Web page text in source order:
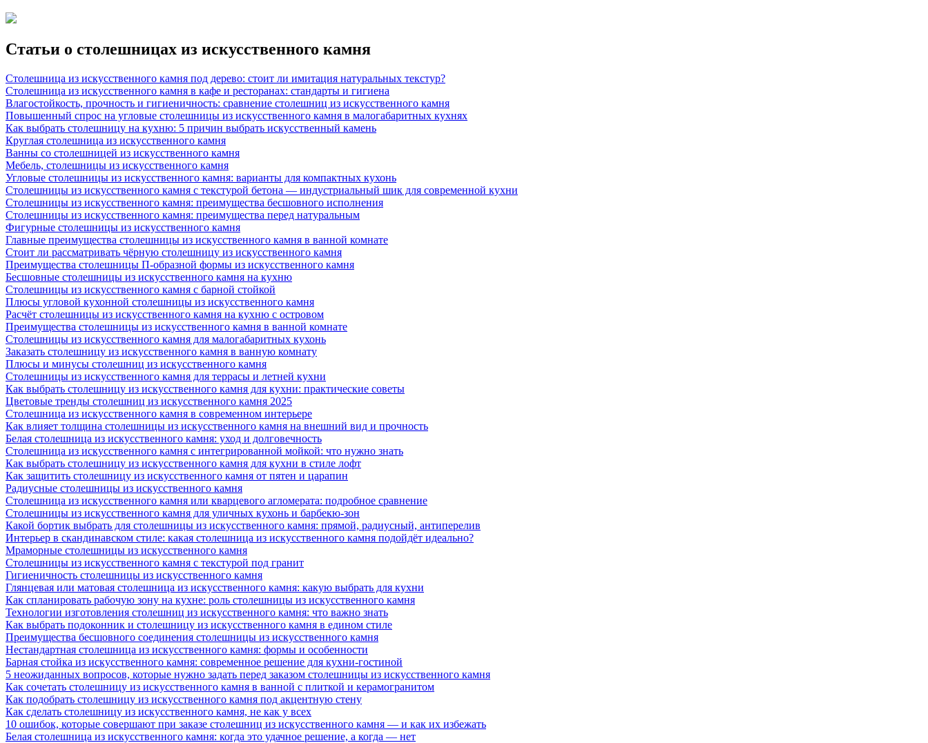
Статьи о столешницах из искусственного камня
Столешница из искусственного камня под дерево: стоит ли имитация натуральных текстур?
Столешница из искусственного камня в кафе и ресторанах: стандарты и гигиена
Влагостойкость, прочность и гигиеничность: сравнение столешниц из искусственного камня
Повышенный спрос на угловые столешницы из искусственного камня в малогабаритных кухнях
Как выбрать столешницу на кухню: 5 причин выбрать искусственный камень
Круглая столешница из искусственного камня
Ванны со столешницей из искусственного камня
Мебель, столешницы из искусственного камня
Угловые столешницы из искусственного камня: варианты для компактных кухонь
Столешницы из искусственного камня с текстурой бетона — индустриальный шик для современной кухни
Столешницы из искусственного камня: преимущества бесшовного исполнения
Столешницы из искусственного камня: преимущества перед натуральным
Фигурные столешницы из искусственного камня
Главные преимущества столешницы из искусственного камня в ванной комнате
Стоит ли рассматривать чёрную столешницу из искусственного камня
Преимущества столешницы П-образной формы из искусственного камня
Бесшовные столешницы из искусственного камня на кухню
Столешницы из искусственного камня с барной стойкой
Плюсы угловой кухонной столешницы из искусственного камня
Расчёт столешницы из искусственного камня на кухню с островом
Преимущества столешницы из искусственного камня в ванной комнате
Столешницы из искусственного камня для малогабаритных кухонь
Заказать столешницу из искусственного камня в ванную комнату
Плюсы и минусы столешниц из искусственного камня
Столешницы из искусственного камня для террасы и летней кухни
Как выбрать столешницу из искусственного камня для кухни: практические советы
Цветовые тренды столешниц из искусственного камня 2025
Столешница из искусственного камня в современном интерьере
Как влияет толщина столешницы из искусственного камня на внешний вид и прочность
Белая столешница из искусственного камня: уход и долговечность
Столешница из искусственного камня с интегрированной мойкой: что нужно знать
Как выбрать столешницу из искусственного камня для кухни в стиле лофт
Как защитить столешницу из искусственного камня от пятен и царапин
Радиусные столешницы из искусственного камня
Столешница из искусственного камня или кварцевого агломерата: подробное сравнение
Столешницы из искусственного камня для уличных кухонь и барбекю-зон
Какой бортик выбрать для столешницы из искусственного камня: прямой, радиусный, антиперелив
Интерьер в скандинавском стиле: какая столешница из искусственного камня подойдёт идеально?
Мраморные столешницы из искусственного камня
Столешницы из искусственного камня с текстурой под гранит
Гигиеничность столешницы из искусственного камня
Глянцевая или матовая столешница из искусственного камня: какую выбрать для кухни
Как спланировать рабочую зону на кухне: роль столешницы из искусственного камня
Технологии изготовления столешниц из искусственного камня: что важно знать
Как выбрать подоконник и столешницу из искусственного камня в едином стиле
Преимущества бесшовного соединения столешницы из искусственного камня
Нестандартная столешница из искусственного камня: формы и особенности
Барная стойка из искусственного камня: современное решение для кухни-гостиной
5 неожиданных вопросов, которые нужно задать перед заказом столешницы из искусственного камня
Как сочетать столешницу из искусственного камня в ванной с плиткой и керамогранитом
Как подобрать столешницу из искусственного камня под акцентную стену
Как сделать столешницу из искусственного камня, не как у всех
10 ошибок, которые совершают при заказе столешниц из искусственного камня — и как их избежать
Белая столешница из искусственного камня: когда это удачное решение, а когда — нет